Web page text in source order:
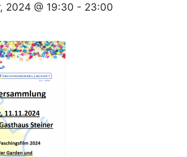
2024 @ 19:30 - 23:00